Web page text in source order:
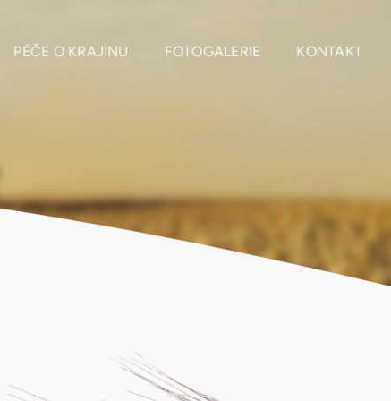
PÉČE O KRAJINU FOTOGALERIE KONTAKT